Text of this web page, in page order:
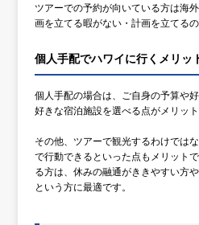
ツアーでの予約が向いている方は海
画を立てる暇がない・計画を立てる
個人手配でハワイに行くメリッ
個人手配の場合は、ご自身の予算や
好きな宿泊施設を選べる点がメリット
その他、ツアーで観光するわけでは
で行動できるといった点もメリット
る方は、休みの融通がききやすい方
という方に最適です。